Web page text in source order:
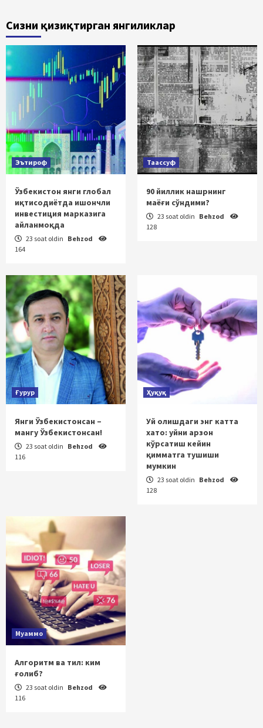
Сизни қизиқтирган янгиликлар
Эътироф
Ўзбекистон янги глобал
иқтисодиётда ишончли
инвестиция марказига
айланмоқда
23 soat oldin Behzod
164
Таассуф
90 йиллик нашрнинг
маёғи сўндими?
23 soat oldin Behzod
128
Ғурур
Янги Ўзбекистонсан –
мангу Ўзбекистонсан!
23 soat oldin Behzod
116
Ҳуқуқ
Уй олишдаги энг катта
хато: уйни арзон
кўрсатиш кейин
қимматга тушиши
мумкин
23 soat oldin Behzod
128
Муаммо
Алгоритм ва тил: ким
ғолиб?
23 soat oldin Behzod
116